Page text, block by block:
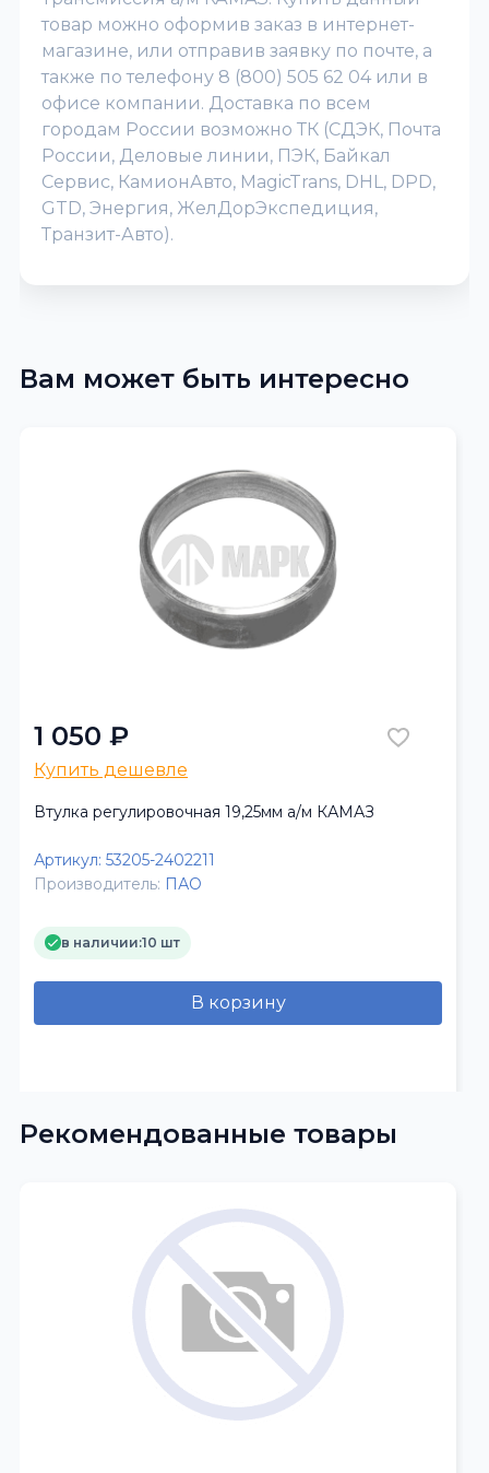
товар можно оформив заказ в интернет-
магазине, или отправив заявку по почте, а
также по телефону 8 (800) 505 62 04 или в
офисе компании. Доставка по всем
городам России возможно ТК (СДЭК, Почта
России, Деловые линии, ПЭК, Байкал
Сервис, КамионАвто, MagicTrans, DHL, DPD,
GTD, Энергия, ЖелДорЭкспедиция,
Транзит-Авто).
Вам может быть интересно
1 050 ₽
Купить дешевле
Втулка регулировочная 19,25мм а/м КАМАЗ
Артикул: 53205-2402211
Производитель: ПАО
в наличии:10 шт
В корзину
Рекомендованные товары